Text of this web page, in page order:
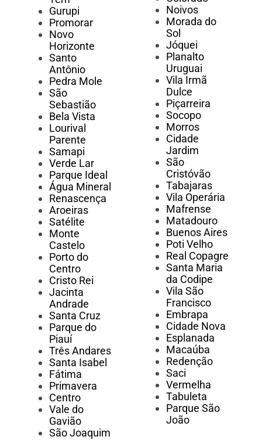
Gurupi
Promorar
Novo
Horizonte
Santo
Antônio
Pedra Mole
São
Sebastião
Bela Vista
Lourival
Parente
Samapi
Verde Lar
Parque Ideal
Água Mineral
Renascença
Aroeiras
Satélite
Monte
Castelo
Porto do
Centro
Cristo Rei
Jacinta
Andrade
Santa Cruz
Parque do
Piauí
Três Andares
Santa Isabel
Fátima
Primavera
Centro
Vale do
Gavião
São Joaquim
Noivos
Morada do
Sol
Jóquei
Planalto
Uruguai
Vila Irmã
Dulce
Piçarreira
Socopo
Morros
Cidade
Jardim
São
Cristóvão
Tabajaras
Vila Operária
Mafrense
Matadouro
Buenos Aires
Poti Velho
Real Copagre
Santa Maria
da Codipe
Vila São
Francisco
Embrapa
Cidade Nova
Esplanada
Macaúba
Redenção
Saci
Vermelha
Tabuleta
Parque São
João